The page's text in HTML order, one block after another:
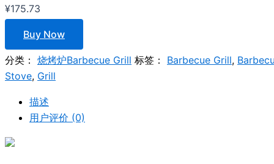
¥175.73
Buy Now
分类： 烧烤炉Barbecue Grill 标签： Barbecue Grill,
Stove, Grill
描述
用户评价 (0)